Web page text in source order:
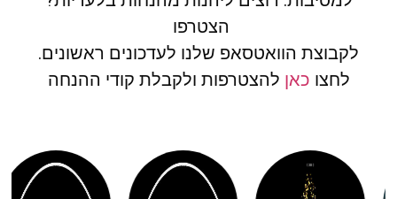
הצטרפו
לקבוצת הוואטסאפ שלנו לעדכונים ראשונים.
לחצו כאן להצטרפות ולקבלת קודי ההנחה